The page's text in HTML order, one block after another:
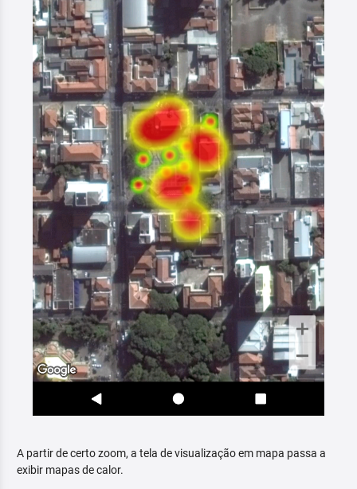
A partir de certo zoom, a tela de visualização em mapa passa a
exibir mapas de calor.